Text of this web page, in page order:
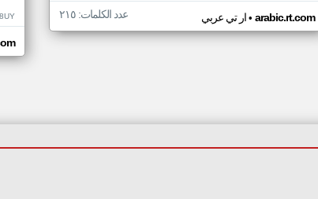
ار تي عربي• arabic.rt.com عدد الكلمات: ٢١٥